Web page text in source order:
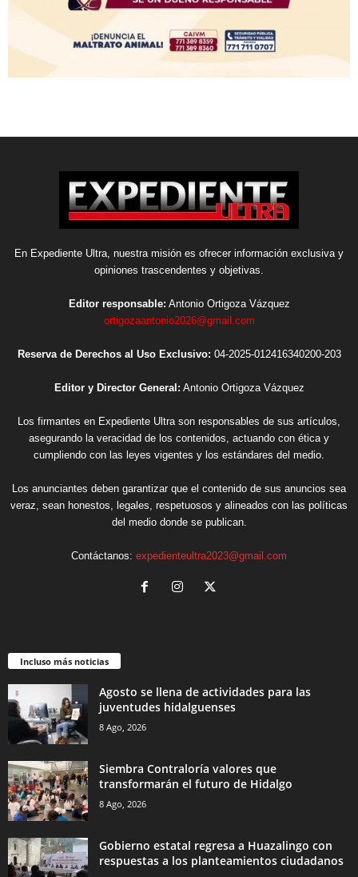
En Expediente Ultra, nuestra misión es ofrecer información exclusiva y
opiniones trascendentes y objetivas.
Editor responsable: Antonio Ortigoza Vázquez
ortigozaantonio2026@gmail.com
Reserva de Derechos al Uso Exclusivo: 04-2025-012416340200-203
Editor y Director General: Antonio Ortigoza Vázquez
Los firmantes en Expediente Ultra son responsables de sus artículos,
asegurando la veracidad de los contenidos, actuando con ética y
cumpliendo con las leyes vigentes y los estándares del medio.
Los anunciantes deben garantizar que el contenido de sus anuncios sea
veraz, sean honestos, legales, respetuosos y alineados con las políticas
del medio donde se publican.
Contáctanos: expedienteultra2023@gmail.com
Incluso más noticias
Agosto se llena de actividades para las
juventudes hidalguenses
8 Ago, 2026
Siembra Contraloría valores que
transformarán el futuro de Hidalgo
8 Ago, 2026
Gobierno estatal regresa a Huazalingo con
respuestas a los planteamientos ciudadanos